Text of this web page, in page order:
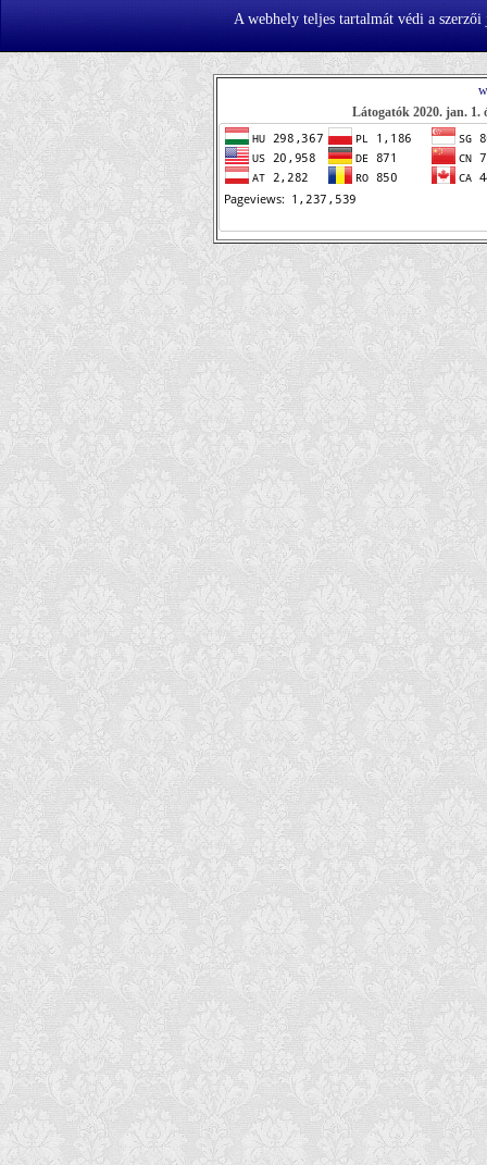
A webhely teljes tartalmát védi a szerzői
Látogatók 2020. jan. 1.